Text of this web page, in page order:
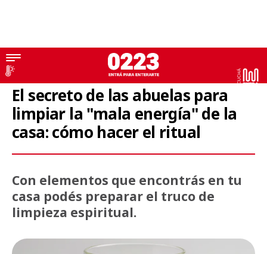
Rituales
El secreto de las abuelas para
limpiar la "mala energía" de la
casa: cómo hacer el ritual
Con elementos que encontrás en tu
casa podés preparar el truco de
limpieza espiritual.